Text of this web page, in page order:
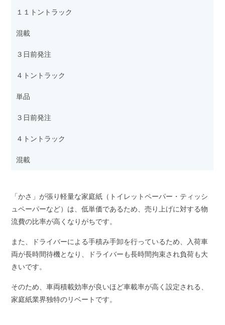
１１トントラック
混載
３日前発注
４トントラック
単品
３日前発注
４トントラック
混載
「かさ」が張り軽量な家庭紙（トイレットペーパー・ティッシ
ュペーパーなど）は、低単価であるため、売り上げに対する物
流費の比率が高くなりがちです。
また、ドライバーによる手積み手卸を行っているため、入荷車
両が長時間待機となり、ドライバーも長時間拘束され負荷も大
きいです。
そのため、車両積載効率が良いほど車載率が高く設定される、
家庭紙業界独特のリベートです。